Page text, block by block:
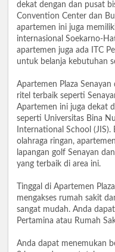
dekat dengan dan pusat
Convention Center dan
apartemen ini juga
internasional Soekarno-
apartemen juga ada ITC
untuk belanja kebutuhan
Apartemen Plaza
ritel terbaik seperti
Apartemen ini juga dekat
seperti Universitas Bina
International School (JIS).
olahraga ringan,
lapangan golf Senayan
yang terbaik di area ini.
Tinggal di Apartemen
mengakses rumah sakit
sangat mudah. Anda
Pertamina atau Rumah
Anda dapat menemukan